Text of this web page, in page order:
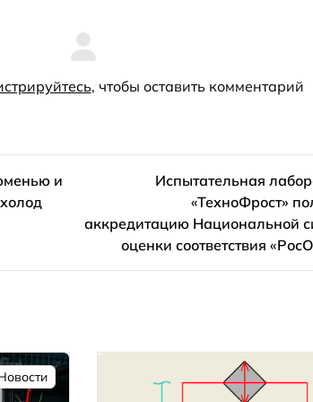
, чтобы оставить комментарий
и
Испытательная
«ТехноФрост»
аккредитацию Национальной
оценки соответствия